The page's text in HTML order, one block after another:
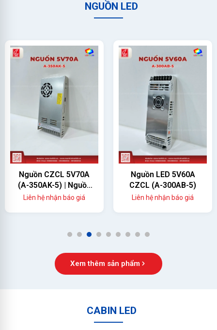
NGUỒN LED
Nguồn CZCL 5V70A
(A-350AK-5) | Nguồn
Màn Hình LED 350W
Liên hệ nhận báo giá
Nguồn LED 5V60A
CZCL (A-300AB-5)
Liên hệ nhận báo giá
1 2 3 4 5 6 7 8 9
Xem thêm sản phẩm
CABIN LED